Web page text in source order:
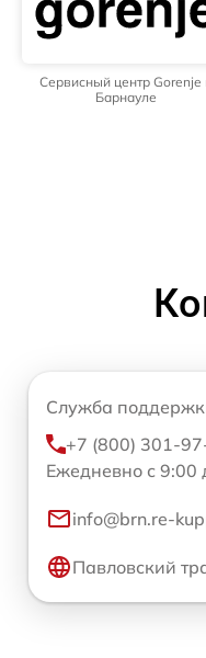
Сервисный центр Gorenje
Барнауле
Служба
+7 (800) 301-
Ежедневно с 9:00
info@brn.re-
Павловский